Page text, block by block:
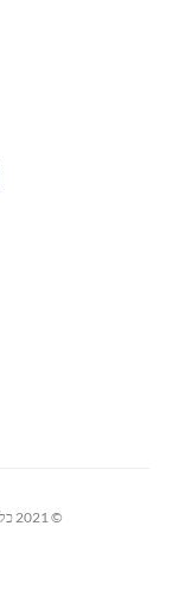
© 2021 כל הזכויות שמורות לפרימיום אקווטיקס בע"מ.